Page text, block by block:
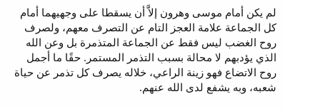
لم يكن أمام موسى وهرون إلاَّ أن يسقطا على وجهيهما أمام
كل الجماعة علامة العجز التام عن التصرف معهم، ولصرف
روح الغضب ليس فقط عن الجماعة المتذمرة بل وعن الله
الذي يؤدبهم لا محالة بسبب التذمر المستمر. حقًا ما أجمل
روح الاتضاع فهو زينة الراعي، خلاله يصرف كل تذمر عن حياة
شعبه، وبه يشفع لدى الله عنهم.